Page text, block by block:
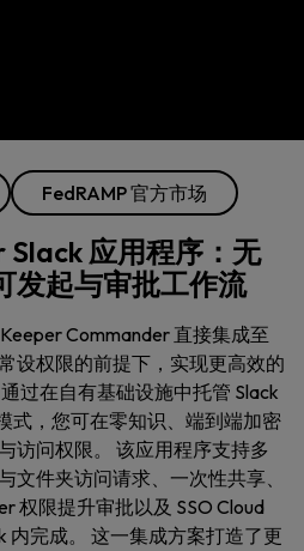
FedRAMP 官方市场
应用程序：无
发起与审批工作流
Commander 直接集成至
设权限的前提下，实现更高效的
过在自有基础设施中托管 Slack
式，您可在零知识、端到端加密
访问权限。 该应用程序支持多
文件夹访问请求、一次性共享、
权限提升审批以及 SSO Cloud
内完成。 这一集成方案打造了更